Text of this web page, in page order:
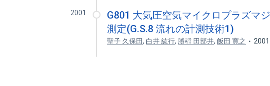
2001
G801 大気圧空気マイクロプラズマ
測定(G.S.8 流れの計測技術1)
聖子 久保田, 白井 紘行, 勝稲 田部井,飯田 寛之 2001